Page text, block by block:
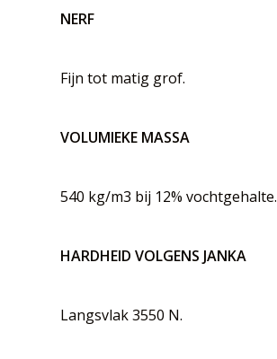
NERF
Fijn tot matig grof.
VOLUMIEKE MASSA
540 kg/m3 bij 12% vochtgehalte.
HARDHEID VOLGENS JANKA
Langsvlak 3550 N.